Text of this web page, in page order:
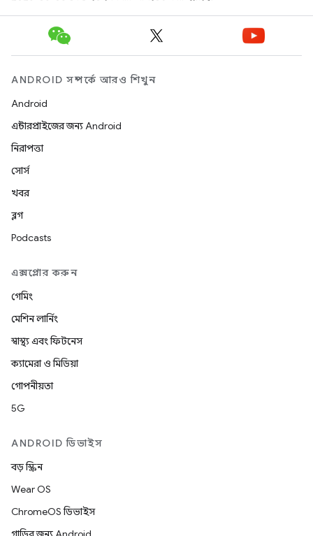
ANDROID সম্পর্কে আরও শিখুন
Android
এন্টারপ্রাইজের জন্য Android
নিরাপত্তা
সোর্স
খবর
ব্লগ
Podcasts
এক্সপ্লোর করুন
গেমিং
মেশিন লার্নিং
স্বাস্থ্য এবং ফিটনেস
ক্যামেরা ও মিডিয়া
গোপনীয়তা
5G
ANDROID ডিভাইস
বড় স্ক্রিন
Wear OS
ChromeOS ডিভাইস